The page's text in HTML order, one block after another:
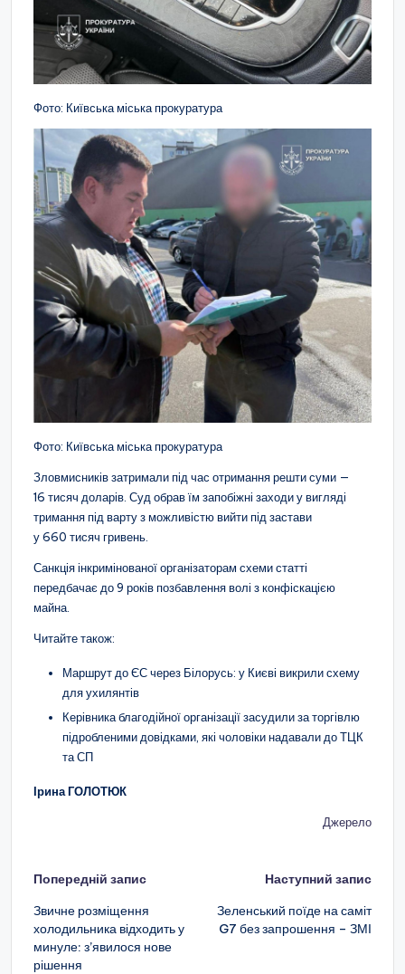
Фото: Київська міська прокуратура
Фото: Київська міська прокуратура
Зловмисників затримали під час отримання решти суми —
16 тисяч доларів. Суд обрав їм запобіжні заходи у вигляді
тримання під варту з можливістю вийти під застави
у 660 тисяч гривень.
Санкція інкримінованої організаторам схеми статті
передбачає до 9 років позбавлення волі з конфіскацією
майна.
Читайте також:
Маршрут до ЄС через Білорусь: у Києві викрили схему
для ухилянтів
Керівника благодійної організації засудили за торгівлю
підробленими довідками, які чоловіки надавали до ТЦК
та СП
Ірина ГОЛОТЮК
Джерело
Навігація
по
запису
Попередній запис
Звичне розміщення
холодильника відходить у
минуле: з’явилося нове
рішення
Наступний запис
Зеленський поїде на саміт
G7 без запрошення – ЗМІ